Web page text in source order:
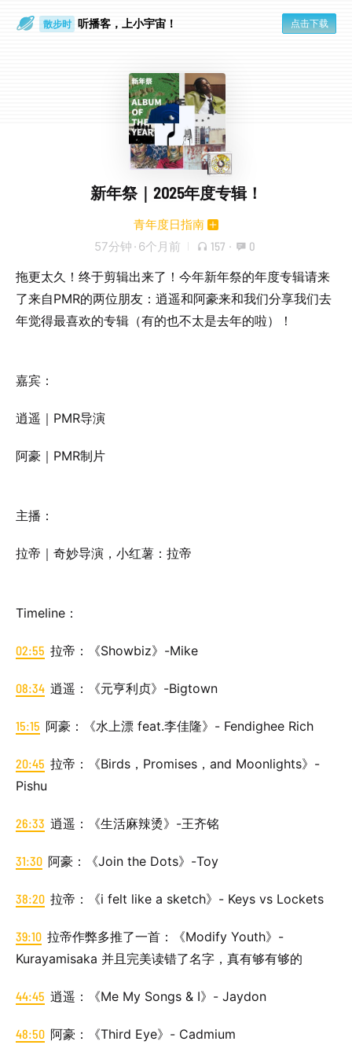
散步时 听播客，上小宇宙！ 点击下载
新年祭｜2025年度专辑！
青年度日指南
57分钟 · 6个月前 157 · 0
拖更太久！终于剪辑出来了！今年新年祭的年度专辑请来
了来自PMR的两位朋友：逍遥和阿豪来和我们分享我们去
年觉得最喜欢的专辑（有的也不太是去年的啦）！
嘉宾：
逍遥｜PMR导演
阿豪｜PMR制片
主播：
拉帝｜奇妙导演，小红薯：拉帝
Timeline：
02:55 拉帝：《Showbiz》-Mike
08:34 逍遥：《元亨利贞》-Bigtown
15:15 阿豪：《水上漂 feat.李佳隆》- Fendighee Rich
20:45 拉帝：《Birds，Promises，and Moonlights》-
Pishu
26:33 逍遥：《生活麻辣烫》-王齐铭
31:30 阿豪：《Join the Dots》-Toy
38:20 拉帝：《i felt like a sketch》- Keys vs Lockets
39:10 拉帝作弊多推了一首：《Modify Youth》-
Kurayamisaka 并且完美读错了名字，真有够有够的
44:45 逍遥：《Me My Songs & I》- Jaydon
48:50 阿豪：《Third Eye》- Cadmium